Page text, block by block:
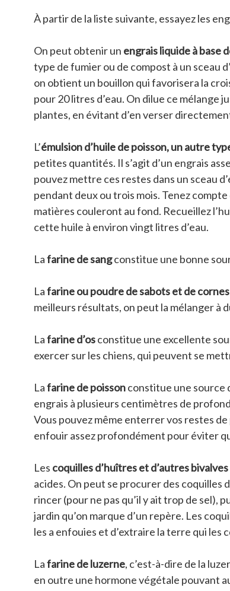
À partir de la liste suivante, essayez les
On peut obtenir un engrais liquide à base
type de fumier ou de compost à un sceau
on obtient un bouillon qui favorisera la
pour 20 litres d’eau. On dilue ce mélange
plantes, en évitant d’en verser
L’émulsion d’huile de poisson, un autre
petites quantités. Il s’agit d’un engrais
pouvez mettre ces restes dans un sceau
pendant deux ou trois mois. Tenez
matières couleront au fond. Recueillez
cette huile à environ vingt litres d’eau.
Lafarine de sangconstitue une bonne
Lafarine ou poudre de sabots et de cornes
meilleurs résultats, on peut la mélanger à
Lafarine d’osconstitue une excellente
exercer sur les chiens, qui peuvent se
Lafarine de poissonconstitue une source
engrais à plusieurs centimètres de
Vous pouvez même enterrer vos restes
enfouir assez profondément pour éviter
Les coquilles d’huîtres et d’autres bivalves
acides. On peut se procurer des coquilles
rincer (pour ne pas qu’il y ait trop de sel),
jardin qu’on marque d’un repère. Les
les a enfouies et d’extraire la terre qui les
Lafarine de luzerne, c’est-à-dire de la
en outre une hormone végétale pouvant